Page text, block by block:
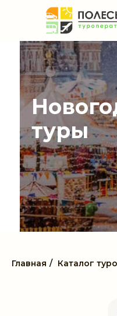
туры
Главная / Каталог